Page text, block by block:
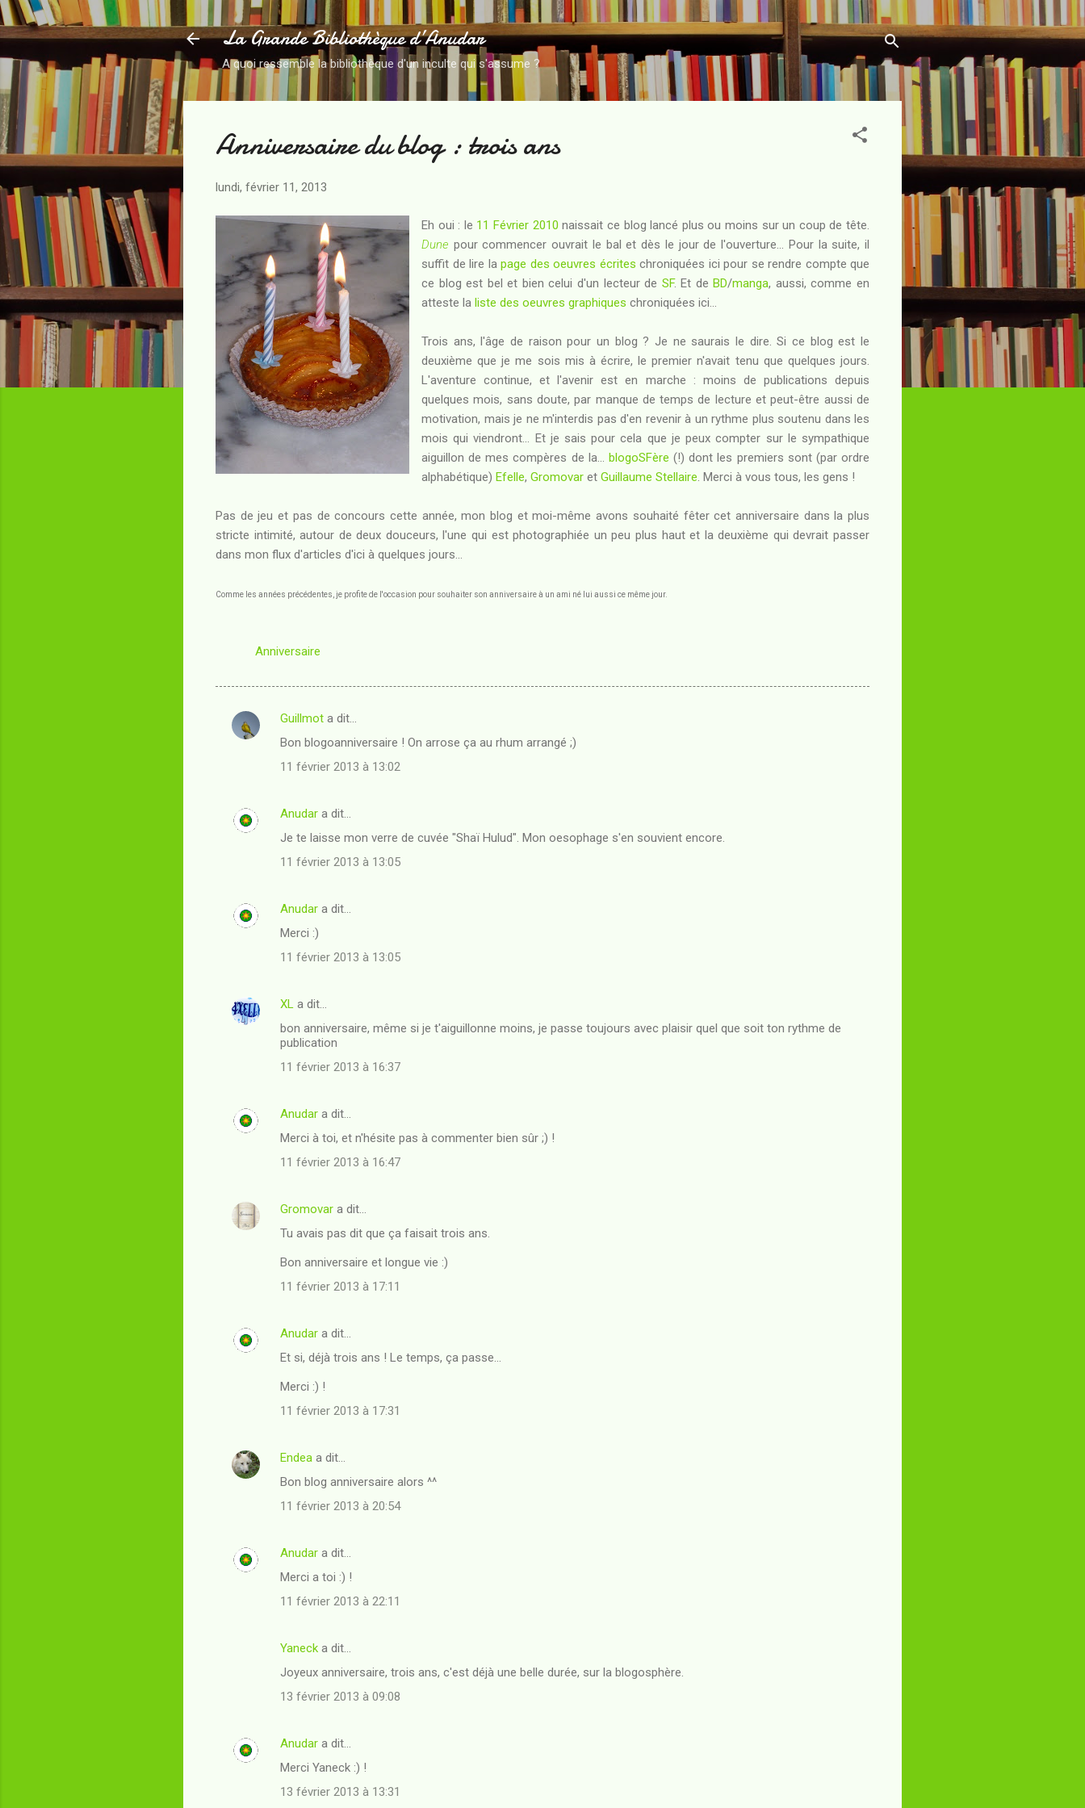
Accéder au contenu principal
La Grande Bibliothèque d’Anudar
A quoi ressemble la bibliothèque d'un inculte qui s'assume ?
Anniversaire du blog : trois ans
lundi, février 11, 2013
Eh oui : le 11 Février 2010 naissait ce blog lancé plus ou moins sur un coup de tête.
Dune pour commencer ouvrait le bal et dès le jour de l'ouverture... Pour la suite, il
suffit de lire la page des oeuvres écrites chroniquées ici pour se rendre compte que
ce blog est bel et bien celui d'un lecteur de SF. Et deBD/manga, aussi, comme en
atteste la liste des oeuvres graphiques chroniquées ici...
Trois ans, l'âge de raison pour un blog ? Je ne saurais le dire. Si ce blog est le
deuxième que je me sois mis à écrire, le premier n'avait tenu que quelques jours.
L'aventure continue, et l'avenir est en marche : moins de publications depuis
quelques mois, sans doute, par manque de temps de lecture et peut-être aussi de
motivation, mais je ne m'interdis pas d'en revenir à un rythme plus soutenu dans les
mois qui viendront... Et je sais pour cela que je peux compter sur le sympathique
aiguillon de mes compères de la... blogoSFère (!) dont les premiers sont (par ordre
alphabétique) Efelle, Gromovar et Guillaume Stellaire . Merci à vous tous, les gens !
Pas de jeu et pas de concours cette année, mon blog et moi-même avons souhaité fêter cet anniversaire dans la plus
stricte intimité, autour de deux douceurs, l'une qui est photographiée un peu plus haut et la deuxième qui devrait passer
dans mon flux d'articles d'ici à quelques jours...
Comme les années précédentes, je profite de l'occasion pour souhaiter son anniversaire à un ami né lui aussi ce même jour.
Anniversaire
C
e
i
Guillmot a dit…
Bon blogoanniversaire ! On arrose ça au rhum arrangé ;)
11 février 2013 à 13:02
Anudar a dit…
Je te laisse mon verre de cuvée "Shaï Hulud". Mon oesophage s'en souvient encore.
11 février 2013 à 13:05
Anudar a dit…
Merci :)
11 février 2013 à 13:05
XL a dit…
bon anniversaire, même si je t'aiguillonne moins, je passe toujours avec plaisir quel que soit ton rythme de
publication
11 février 2013 à 16:37
Anudar a dit…
Merci à toi, et n'hésite pas à commenter bien sûr ;) !
11 février 2013 à 16:47
Gromovar a dit…
Tu avais pas dit que ça faisait trois ans.
Bon anniversaire et longue vie :)
11 février 2013 à 17:11
Anudar a dit…
Et si, déjà trois ans ! Le temps, ça passe...
Merci :) !
11 février 2013 à 17:31
Endea a dit…
Bon blog anniversaire alors ^^
11 février 2013 à 20:54
Anudar a dit…
Merci a toi :) !
11 février 2013 à 22:11
Yaneck a dit…
Joyeux anniversaire, trois ans, c'est déjà une belle durée, sur la blogosphère.
13 février 2013 à 09:08
Anudar a dit…
Merci Yaneck :) !
13 février 2013 à 13:31